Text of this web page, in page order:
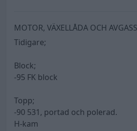
MOTOR, VÄXELLÅDA OCH
Tidigare;
Block;
-95 FK block
Topp;
-90 531, portad och polerad.
H-kam